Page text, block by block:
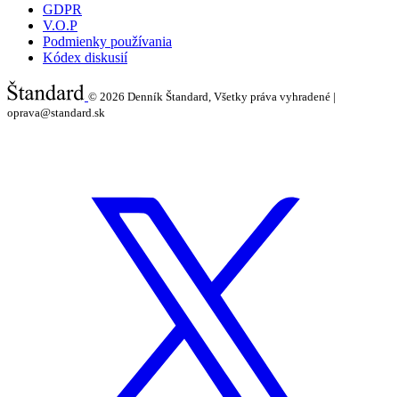
GDPR
V.O.P
Podmienky používania
Kódex diskusií
© 2026 Denník Štandard, Všetky práva vyhradené |
oprava@standard.sk